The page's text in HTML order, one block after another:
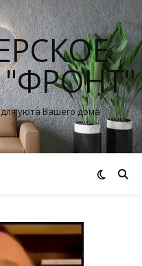
уюта Вашего дома